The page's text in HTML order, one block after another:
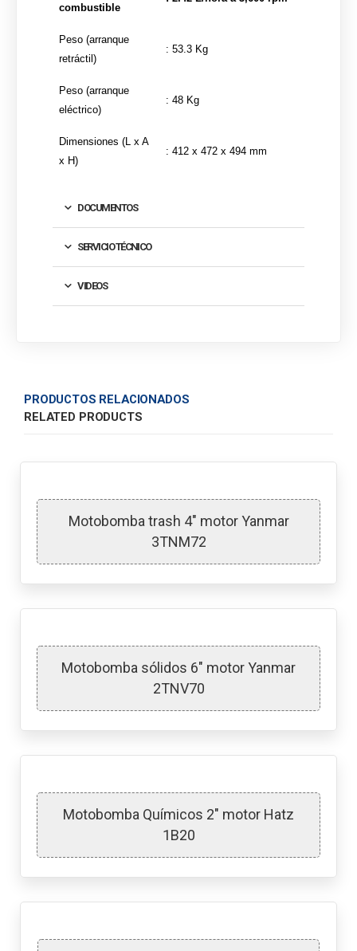
combustible
Peso (arranque
retráctil)
: 53.3 Kg
Peso (arranque
eléctrico)
: 48 Kg
Dimensiones (L x A
x H)
: 412 x 472 x 494 mm
DOCUMENTOS
SERVICIO TÉCNICO
VIDEOS
PRODUCTOS RELACIONADOS
RELATED PRODUCTS
Motobomba trash 4″ motor Yanmar
3TNM72
Motobomba sólidos 6″ motor Yanmar
2TNV70
Motobomba Químicos 2″ motor Hatz
1B20